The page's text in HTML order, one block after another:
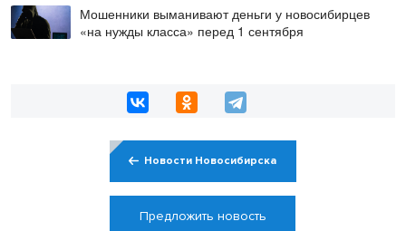
Мошенники выманивают деньги у новосибирцев
«на нужды класса» перед 1 сентября
Новости Новосибирска
Предложить новость